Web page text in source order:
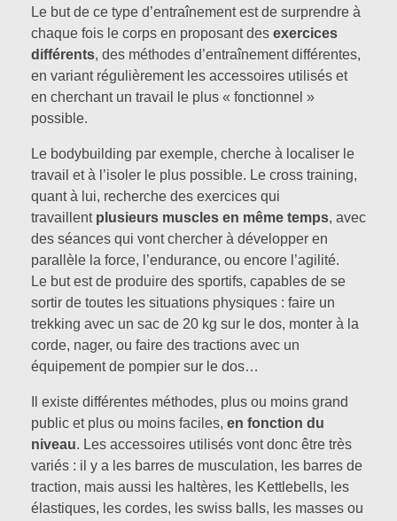
Le but de ce type d’entraînement est de surprendre à
chaque fois le corps en proposant des exercices
différents, des méthodes d’entraînement différentes,
en variant régulièrement les accessoires utilisés et
en cherchant un travail le plus « fonctionnel »
possible.
Le bodybuilding par exemple, cherche à localiser le
travail et à l’isoler le plus possible. Le cross training,
quant à lui, recherche des exercices qui
travaillent plusieurs muscles en même temps, avec
des séances qui vont chercher à développer en
parallèle la force, l’endurance, ou encore l’agilité.
Le but est de produire des sportifs, capables de se
sortir de toutes les situations physiques : faire un
trekking avec un sac de 20 kg sur le dos, monter à la
corde, nager, ou faire des tractions avec un
équipement de pompier sur le dos…
Il existe différentes méthodes, plus ou moins grand
public et plus ou moins faciles, en fonction du
niveau. Les accessoires utilisés vont donc être très
variés : il y a les barres de musculation, les barres de
traction, mais aussi les haltères, les Kettlebells, les
élastiques, les cordes, les swiss balls, les masses ou